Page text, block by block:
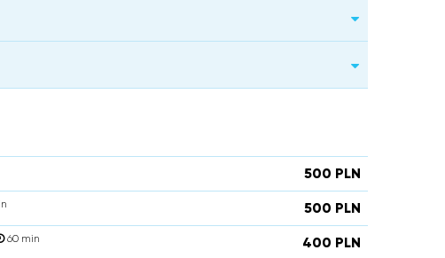
500 PLN
500 PLN
60 min 400 PLN